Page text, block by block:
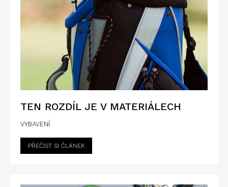
TEN ROZDÍL JE V MATERIÁLECH
VYBAVENÍ
PŘEČÍST SI ČLÁNEK